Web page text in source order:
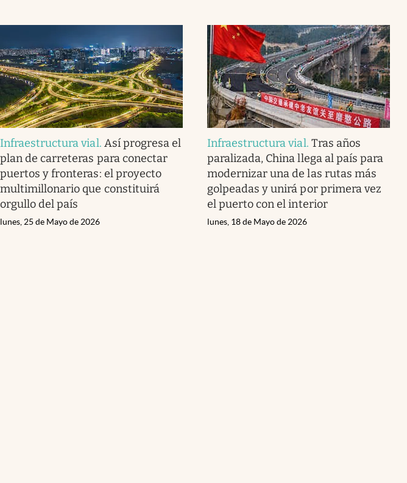
Infraestructura vial. Así progresa el
plan de carreteras para conectar
puertos y fronteras: el proyecto
multimillonario que constituirá
orgullo del país
lunes, 25 de Mayo de 2026
Infraestructura vial. Tras años
paralizada, China llega al país para
modernizar una de las rutas más
golpeadas y unirá por primera vez
el puerto con el interior
lunes, 18 de Mayo de 2026